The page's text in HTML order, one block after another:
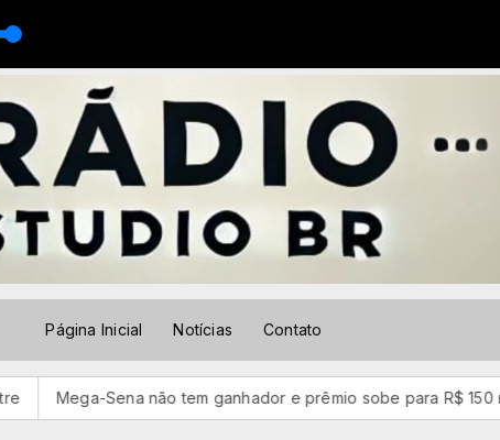
(Official Video) (128 kbps)
Página Inicial Notícias Contato
Sena não tem ganhador e prêmio sobe para R$ 150 milhões